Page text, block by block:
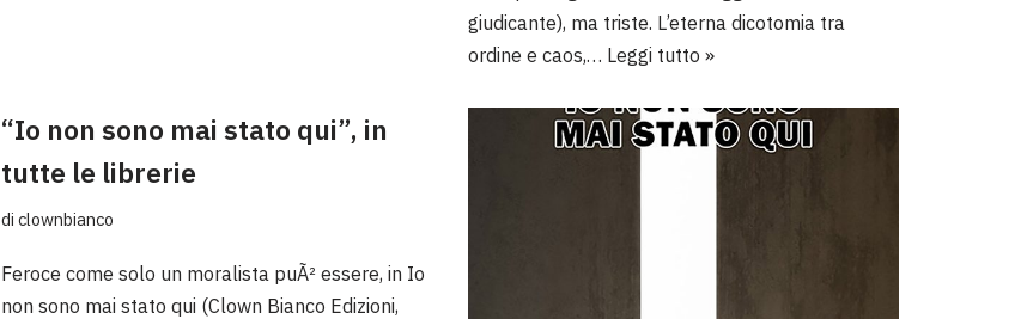
giudicante), ma triste. L’eterna dicotomia tra
ordine e caos,… Leggi tutto »
“Io non sono mai stato qui”, in
tutte le librerie
di clownbianco
Feroce come solo un moralista puÃ² essere, in Io
non sono mai stato qui (Clown Bianco Edizioni,